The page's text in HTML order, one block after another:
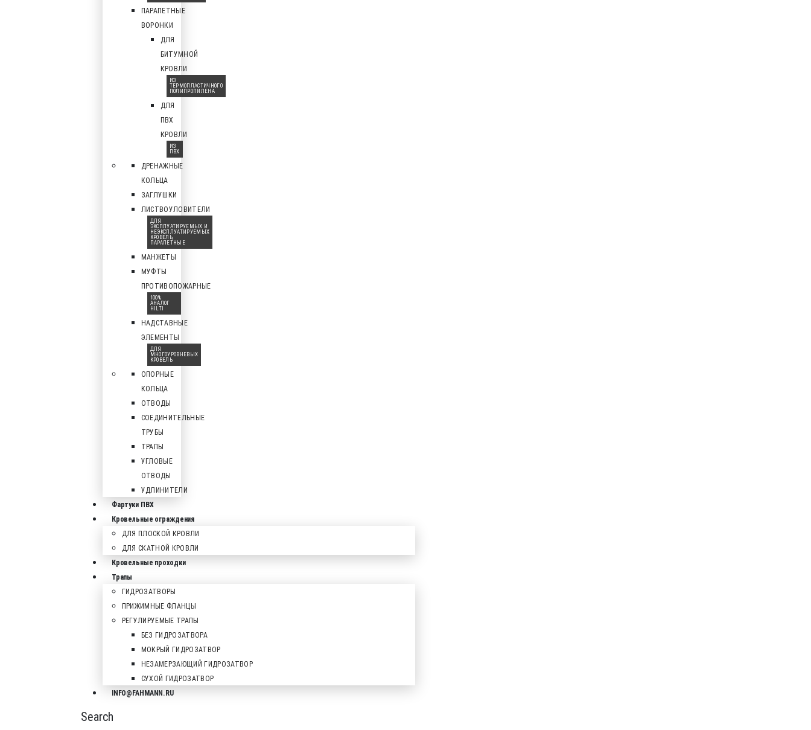
ПАРАПЕТНЫЕ
ВОРОНКИ
ДЛЯ
БИТУМНОЙ
КРОВЛИ
ИЗ
ТЕРМОПЛАСТИЧНОГО
ПОЛИПРОПИЛЕНА
ДЛЯ
ПВХ
КРОВЛИ
ИЗ
ПВХ
ДРЕНАЖНЫЕ
КОЛЬЦА
ЗАГЛУШКИ
ЛИСТВОУЛОВИТЕЛИ
ДЛЯ
ЭКСПЛУАТИРУЕМЫХ И
НЕЭКСПЛУАТИРУЕМЫХ
КРОВЕЛЬ,
ПАРАПЕТНЫЕ
МАНЖЕТЫ
МУФТЫ
ПРОТИВОПОЖАРНЫЕ
100%
АНАЛОГ
HILTI
НАДСТАВНЫЕ
ЭЛЕМЕНТЫ
ДЛЯ
МНОГОУРОВНЕВЫХ
КРОВЕЛЬ
ОПОРНЫЕ
КОЛЬЦА
ОТВОДЫ
СОЕДИНИТЕЛЬНЫЕ
ТРУБЫ
ТРАПЫ
УГЛОВЫЕ
ОТВОДЫ
УДЛИНИТЕЛИ
Фартуки ПВХ
Кровельные ограждения
ДЛЯ ПЛОСКОЙ КРОВЛИ
ДЛЯ СКАТНОЙ КРОВЛИ
Кровельные проходки
Трапы
ГИДРОЗАТВОРЫ
ПРИЖИМНЫЕ ФЛАНЦЫ
РЕГУЛИРУЕМЫЕ ТРАПЫ
БЕЗ ГИДРОЗАТВОРА
МОКРЫЙ ГИДРОЗАТВОР
НЕЗАМЕРЗАЮЩИЙ ГИДРОЗАТВОР
СУХОЙ ГИДРОЗАТВОР
INFO@FAHMANN.RU
Search